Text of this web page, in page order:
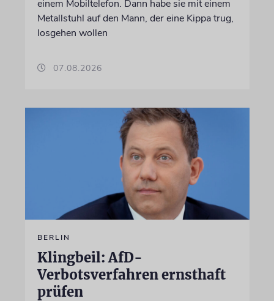
einem Mobiltelefon. Dann habe sie mit einem
Metallstuhl auf den Mann, der eine Kippa trug,
losgehen wollen
07.08.2026
BERLIN
Klingbeil: AfD-
Verbotsverfahren ernsthaft
prüfen